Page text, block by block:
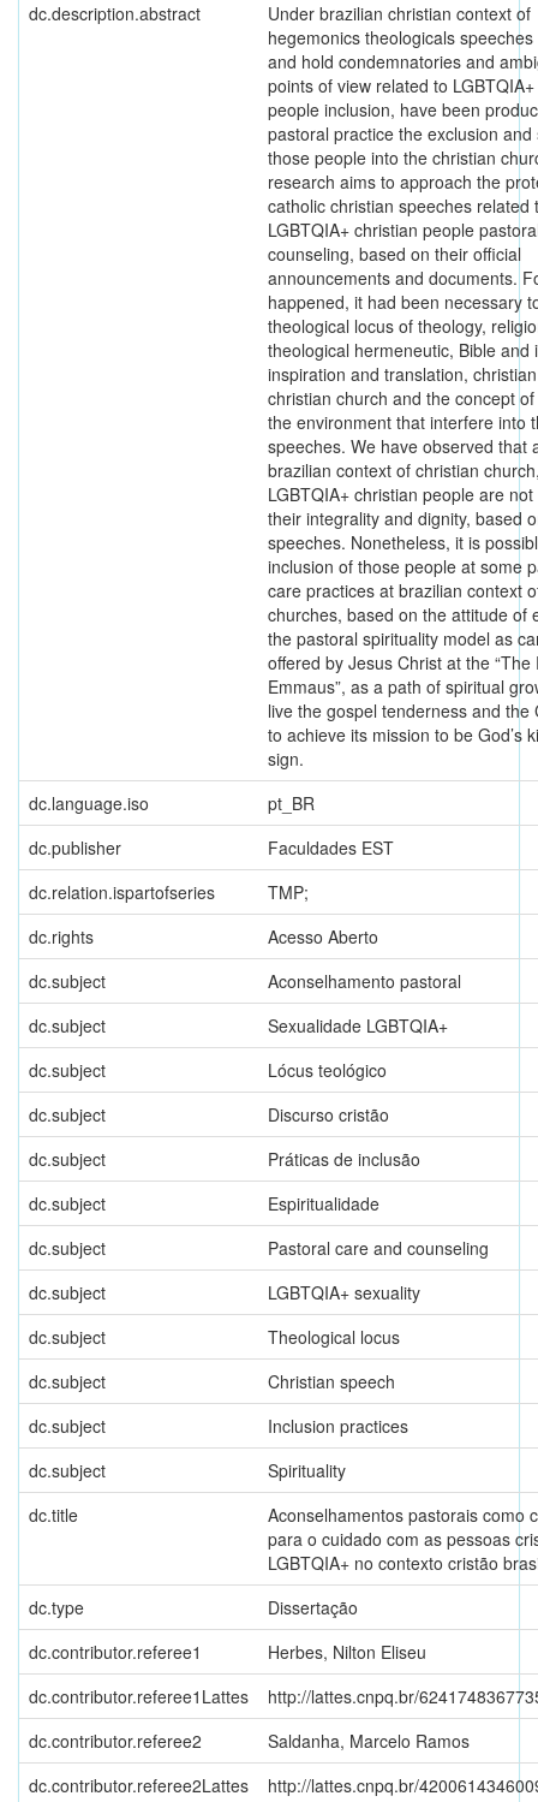
dc.description.abstract
Under brazilian christian context of
hegemonics theologicals
and hold condemnatories and
points of view related to
people inclusion, have been
pastoral practice the exclusion and
those people into the christian
research aims to approach the
catholic christian speeches related
LGBTQIA+ christian people
counseling, based on their official
announcements and documents.
happened, it had been necessary
theological locus of theology,
theological hermeneutic, Bible and
inspiration and translation,
christian church and the concept
the environment that interfere into
speeches. We have observed that
brazilian context of christian
LGBTQIA+ christian people are
their integrality and dignity, based
speeches. Nonetheless, it is
inclusion of those people at some
care practices at brazilian context
churches, based on the attitude of
the pastoral spirituality model as
offered by Jesus Christ at the “The
Emmaus”, as a path of spiritual
live the gospel tenderness and the
to achieve its mission to be God’s
sign.
dc.language.iso
pt_BR
dc.publisher
Faculdades EST
dc.relation.ispartofseries
TMP;
dc.rights
Acesso Aberto
dc.subject
Aconselhamento pastoral
dc.subject
Sexualidade LGBTQIA+
dc.subject
Lócus teológico
dc.subject
Discurso cristão
dc.subject
Práticas de inclusão
dc.subject
Espiritualidade
dc.subject
Pastoral care and counseling
dc.subject
LGBTQIA+ sexuality
dc.subject
Theological locus
dc.subject
Christian speech
dc.subject
Inclusion practices
dc.subject
Spirituality
dc.title
Aconselhamentos pastorais como
para o cuidado com as pessoas
LGBTQIA+ no contexto cristão
dc.type
Dissertação
dc.contributor.referee1
Herbes, Nilton Eliseu
dc.contributor.referee1Lattes
http://lattes.cnpq.br/
dc.contributor.referee2
Saldanha, Marcelo Ramos
dc.contributor.referee2Lattes
http://lattes.cnpq.br/